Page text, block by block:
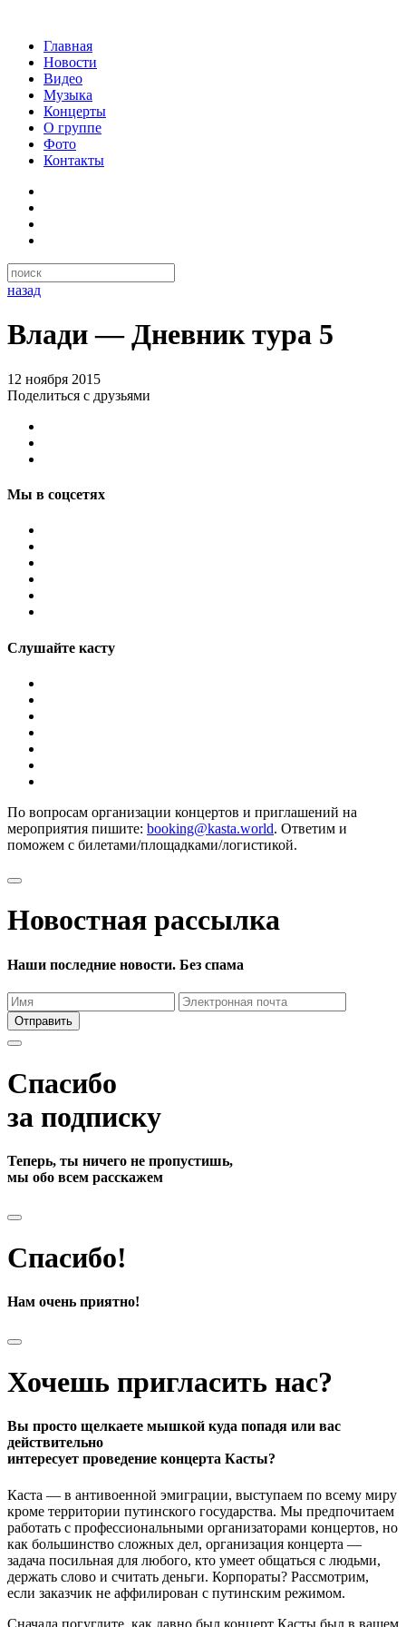
Главная
Новости
Видео
Музыка
Концерты
О группе
Фото
Контакты
назад
Влади — Дневник тура 5
12 ноября 2015
Поделиться с друзьями
Мы в соцсетях
Слушайте касту
По вопросам организации концертов и приглашений на
мероприятия пишите: booking@kasta.world. Ответим и
поможем с билетами/площадками/логистикой.
Новостная рассылка
Наши последние новости. Без спама
Отправить
Спасибо
за подписку
Теперь, ты ничего не пропустишь,
мы обо всем расскажем
Спасибо!
Нам очень приятно!
Хочешь пригласить нас?
Вы просто щелкаете мышкой куда попадя или вас
действительно
интересует проведение концерта Касты?
Каста — в антивоенной эмиграции, выступаем по всему миру
кроме территории путинского государства. Мы предпочитаем
работать с профессиональными организаторами концертов, но
как большинство сложных дел, организация концерта —
задача посильная для любого, кто умеет общаться с людьми,
держать слово и считать деньги. Корпораты? Рассмотрим,
если заказчик не аффилирован с путинским режимом.
Сначала погуглите, как давно был концерт Касты был в вашем